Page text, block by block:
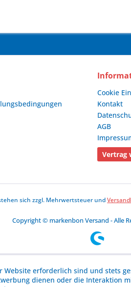
Cookie
Kontakt
AGB
Vertrag
sich zzgl. Mehrwertsteuer und
Copyright © markenbon Versand - Alle
erforderlich sind und stets
dienen oder die Interaktion